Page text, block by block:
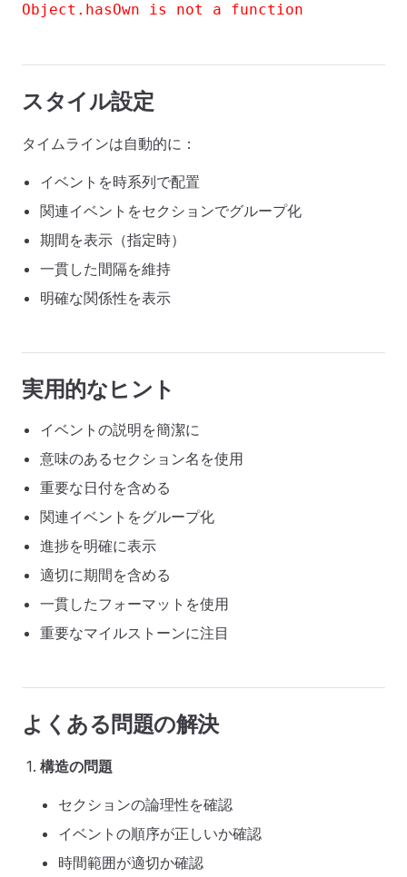
Object.hasOwn is not a function
スタイル設定
タイムラインは自動的に：
イベントを時系列で配置
関連イベントをセクションでグループ化
期間を表示（指定時）
一貫した間隔を維持
明確な関係性を表示
実用的なヒント
イベントの説明を簡潔に
意味のあるセクション名を使用
重要な日付を含める
関連イベントをグループ化
進捗を明確に表示
適切に期間を含める
一貫したフォーマットを使用
重要なマイルストーンに注目
よくある問題の解決
構造の問題
セクションの論理性を確認
イベントの順序が正しいか確認
時間範囲が適切か確認